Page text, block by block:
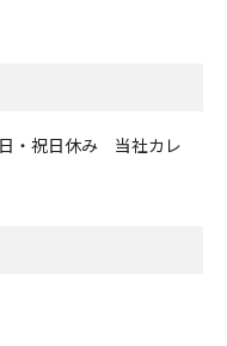
・祝日休み 当社カレ